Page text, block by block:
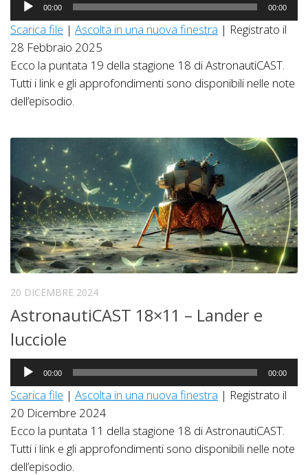
Player
00:00 00:00
Scarica file | Ascolta in una nuova finestra | Registrato il
28 Febbraio 2025
Ecco la puntata 19 della stagione 18 di AstronautiCAST.
Tutti i link e gli approfondimenti sono disponibili nelle note
dell’episodio.
20 DICEMBRE 2024
AstronautiCAST 18×11 – Lander e
lucciole
Audio
Player
00:00 00:00
Scarica file | Ascolta in una nuova finestra | Registrato il
20 Dicembre 2024
Ecco la puntata 11 della stagione 18 di AstronautiCAST.
Tutti i link e gli approfondimenti sono disponibili nelle note
dell’episodio.